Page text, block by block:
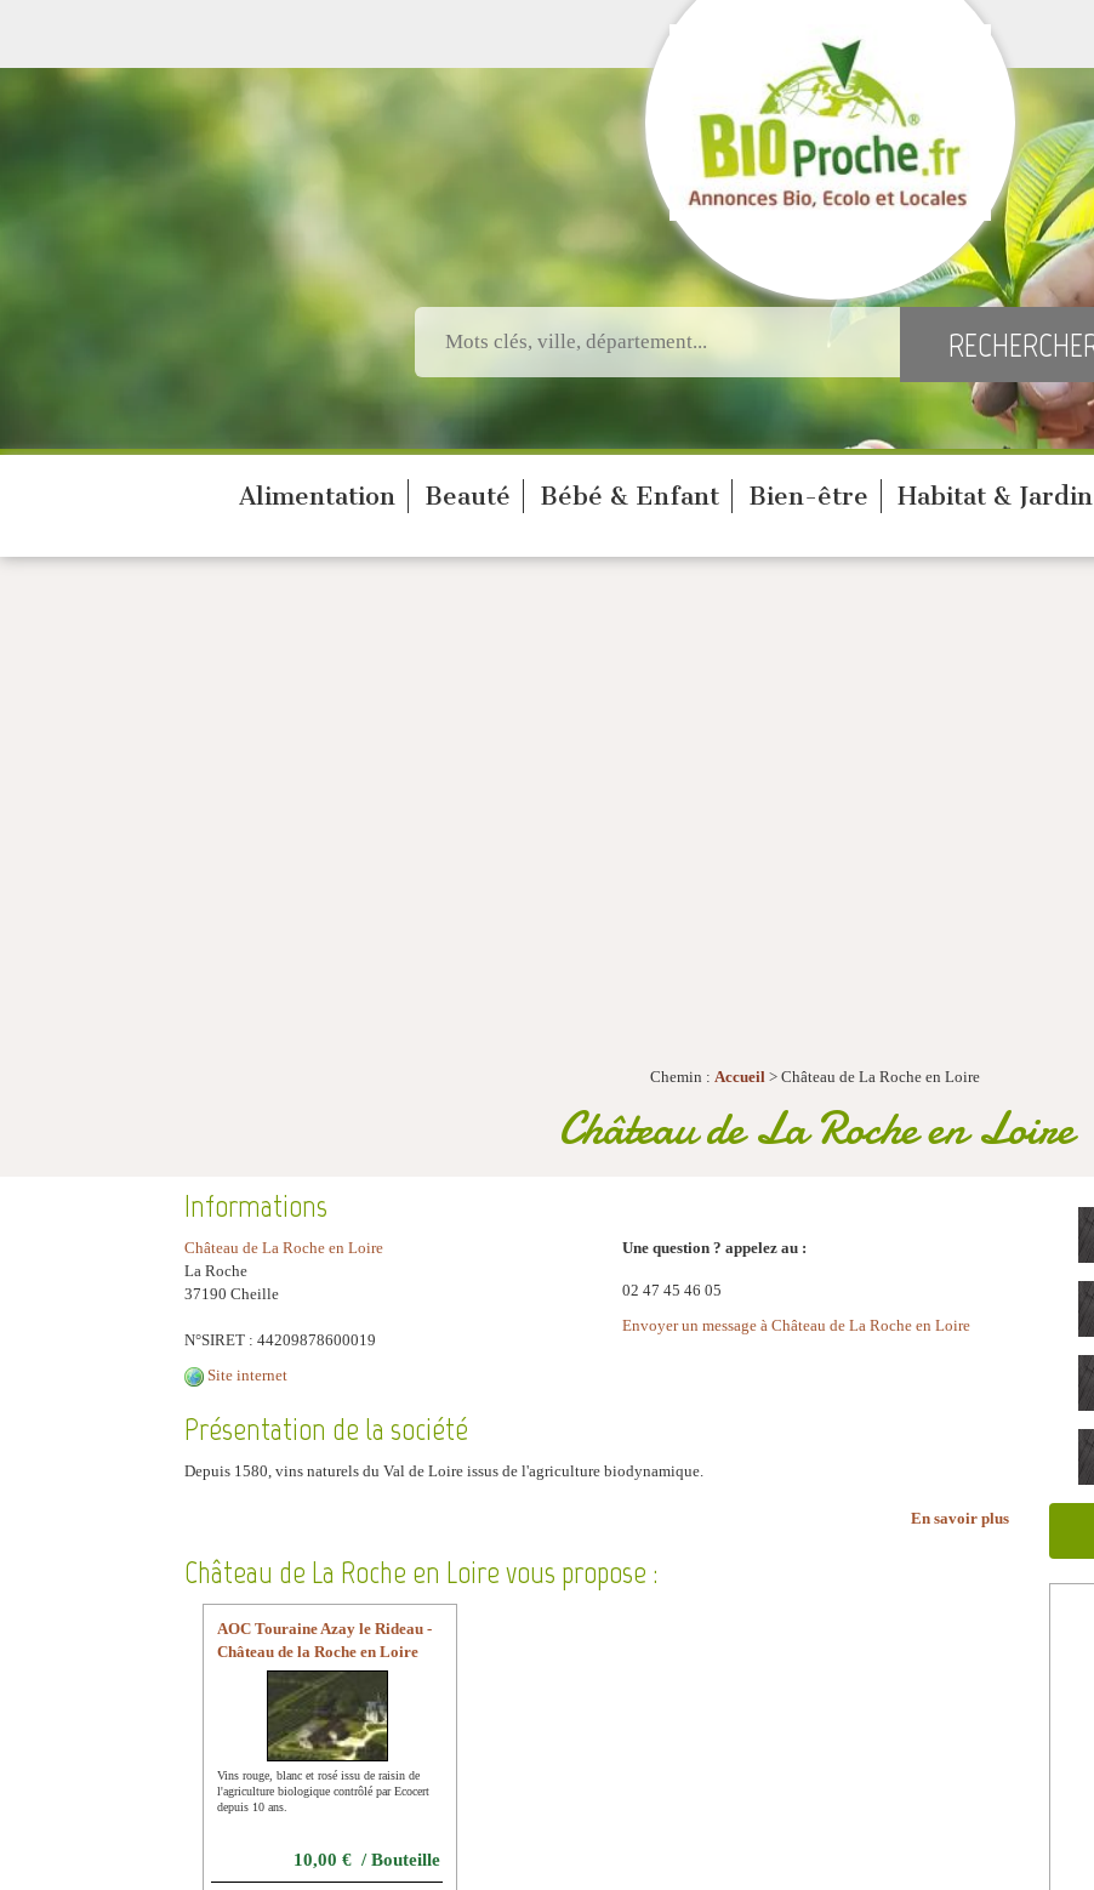
Alimentation Beauté Bébé & Enfant Bien-être Habitat & Jardin
Chemin : Accueil > Château de La Roche en Loire
Château de La Roche en Loire
Informations
Une question ? appelez au :
02 47 45 46 05
Envoyer un message à Château de La Roche en Loire
Château de La Roche en Loire
La Roche
37190 Cheille
N°SIRET : 44209878600019
Site internet
Présentation de la société
Depuis 1580, vins naturels du Val de Loire issus de l'agriculture biodynamique.
En savoir plus
Château de La Roche en Loire vous propose :
AOC Touraine Azay le Rideau -
Château de la Roche en Loire
Vins rouge, blanc et rosé issu de raisin de
l'agriculture biologique contrôlé par Ecocert
depuis 10 ans.
10,00 € / Bouteille